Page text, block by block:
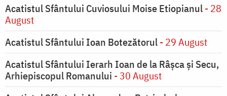
Acatistul Sfântului Cuviosului Moise Etiopianul- 28
August
Acatistul Sfântului Ioan Botezătorul- 29 August
Acatistul Sfântului Ierarh Ioan de la Râşca şi Secu,
Arhiepiscopul Romanului - 30 August